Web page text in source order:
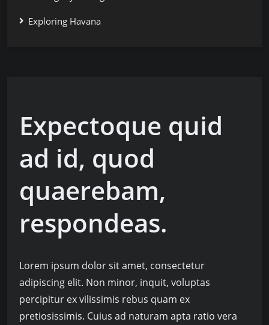
Exploring Havana
Expectoque quid
ad id, quod
quaerebam,
respondeas.
Lorem ipsum dolor sit amet, consectetur
adipiscing elit. Non minor, inquit, voluptas
percipitur ex vilissimis rebus quam ex
pretiosissimis. Cuius ad naturam apta ratio vera